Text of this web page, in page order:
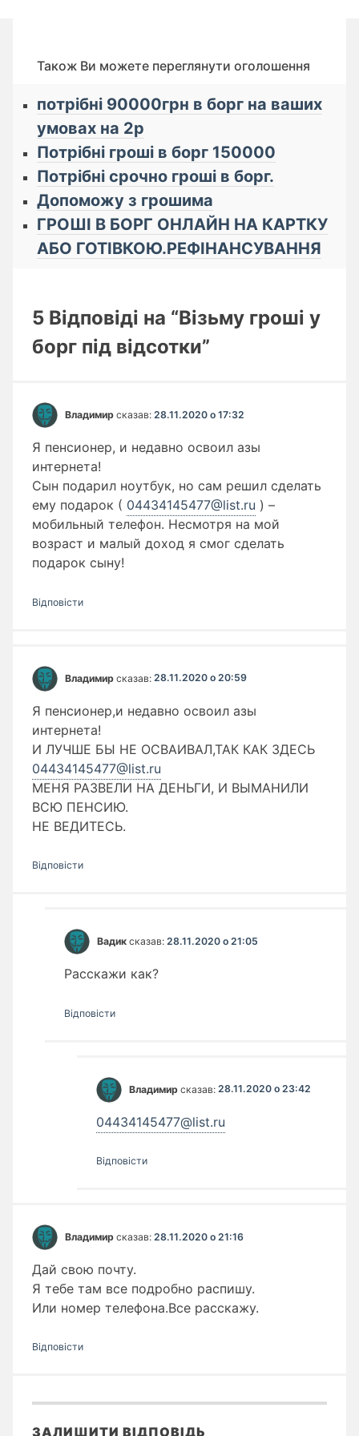
Також Ви можете переглянути оголошення
потрібні 90000грн в борг на ваших
умовах на 2р
Потрібні гроші в борг 150000
Потрібні срочно гроші в борг.
Допоможу з грошима
ГРОШІ В БОРГ ОНЛАЙН НА КАРТКУ
АБО ГОТІВКОЮ.РЕФІНАНСУВАННЯ
5 Відповіді на “Візьму гроші у
борг під відсотки”
Владимир сказав: 28.11.2020 о 17:32
Я пенсионер, и недавно освоил азы
интернета!
Сын подарил ноутбук, но сам решил сделать
ему подарок ( 04434145477@list.ru ) –
мобильный телефон. Несмотря на мой
возраст и малый доход я смог сделать
подарок сыну!
Відповіcти
Владимир сказав: 28.11.2020 о 20:59
Я пенсионер,и недавно освоил азы
интернета!
И ЛУЧШЕ БЫ НЕ ОСВАИВАЛ,ТАК КАК ЗДЕСЬ
04434145477@list.ru
МЕНЯ РАЗВЕЛИ НА ДЕНЬГИ, И ВЫМАНИЛИ
ВСЮ ПЕНСИЮ.
НЕ ВЕДИТЕСЬ.
Відповіcти
Вадик сказав: 28.11.2020 о 21:05
Расскажи как?
Відповіcти
Владимир сказав: 28.11.2020 о 23:42
04434145477@list.ru
Відповіcти
Владимир сказав: 28.11.2020 о 21:16
Дай свою почту.
Я тебе там все подробно распишу.
Или номер телефона.Все расскажу.
Відповіcти
ЗАЛИШИТИ ВІДПОВІДЬ